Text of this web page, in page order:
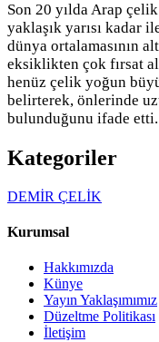
Son 20 yılda Arap
yaklaşık yarısı kadar
dünya ortalamasının
eksiklikten çok fırsat
henüz çelik yoğun
belirterek, önlerinde
bulunduğunu ifade etti.
Kategoriler
DEMİR ÇELİK
Kurumsal
Hakkımızda
Künye
Yayın Yaklaşımımız
Düzeltme Politikası
İletişim